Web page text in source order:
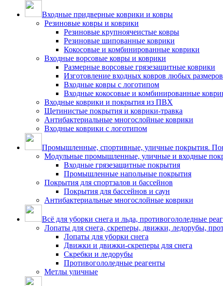
Входные придверные коврики и ковры
Резиновые ковры и коврики
Резиновые крупноячеистые ковры
Резиновые шипованные коврики
Кокосовые и комбинированные коврики
Входные ворсовые ковры и коврики
Размерные ворсовые грязезащитные коврики
Изготовление входных ковров любых размеров
Входные ковры с логотипом
Входные кокосовые и комбинированные
Входные коврики и покрытия из ПВХ
Щетинистые покрытия и коврики-травка
Антибактериальные многослойные коврики
Входные коврики с логотипом
Промышленные, спортивные, уличные покрытия.
Модульные промышленные, уличные и входные
Входные грязезащитные покрытия
Промышленные напольные покрытия
Покрытия для спортзалов и бассейнов
Покрытия для бассейнов и саун
Антибактериальные многослойные коврики
Всё для уборки снега и льда, противогололедные
Лопаты для снега, скреперы, движки, ледорубы,
Лопаты для уборки снега
Движки и движки-скреперы для снега
Скребки и ледорубы
Противогололедные реагенты
Метлы уличные